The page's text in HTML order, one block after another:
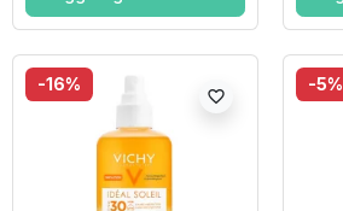
-16%
favorite_border
-5%